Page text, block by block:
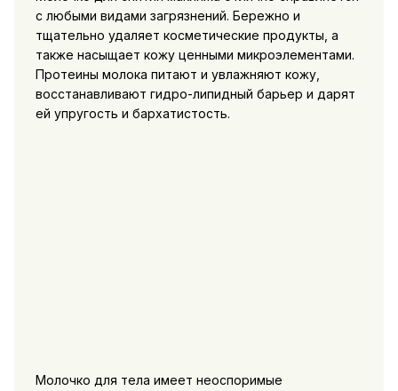
с любыми видами загрязнений. Бережно и
тщательно удаляет косметические продукты, а
также насыщает кожу ценными микроэлементами.
Протеины молока питают и увлажняют кожу,
восстанавливают гидро-липидный барьер и дарят
ей упругость и бархатистость.
Молочко для тела имеет неоспоримые